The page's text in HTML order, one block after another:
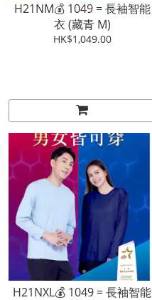
H21NM💰 1049 = 長袖智能
衣 (藏青 M)
HK$1,049.00
H21NXL💰 1049 = 長袖智能